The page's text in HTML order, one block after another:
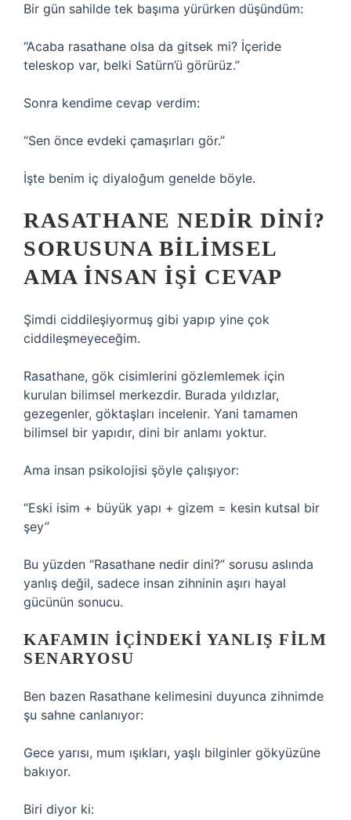
Bir gün sahilde tek başıma yürürken düşündüm:
“Acaba rasathane olsa da gitsek mi? İçeride
teleskop var, belki Satürn’ü görürüz.”
Sonra kendime cevap verdim:
“Sen önce evdeki çamaşırları gör.”
İşte benim iç diyaloğum genelde böyle.
RASATHANE NEDIR DINI?
SORUSUNA BILIMSEL
AMA INSAN IŞI CEVAP
Şimdi ciddileşiyormuş gibi yapıp yine çok
ciddileşmeyeceğim.
Rasathane, gök cisimlerini gözlemlemek için
kurulan bilimsel merkezdir. Burada yıldızlar,
gezegenler, göktaşları incelenir. Yani tamamen
bilimsel bir yapıdır, dini bir anlamı yoktur.
Ama insan psikolojisi şöyle çalışıyor:
“Eski isim + büyük yapı + gizem = kesin kutsal bir
şey”
Bu yüzden “Rasathane nedir dini?” sorusu aslında
yanlış değil, sadece insan zihninin aşırı hayal
gücünün sonucu.
KAFAMIN IÇINDEKI YANLIŞ FILM
SENARYOSU
Ben bazen Rasathane kelimesini duyunca zihnimde
şu sahne canlanıyor:
Gece yarısı, mum ışıkları, yaşlı bilginler gökyüzüne
bakıyor.
Biri diyor ki: